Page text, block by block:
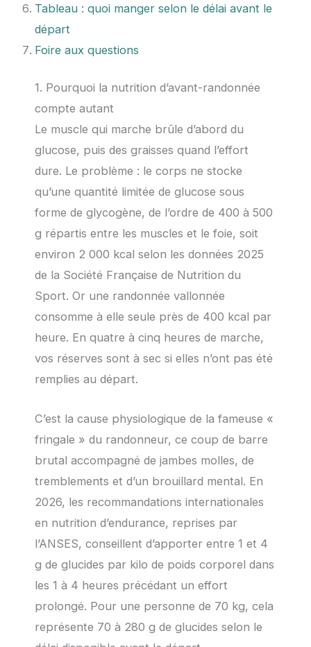
Tableau : quoi manger selon le délai avant le
départ
Foire aux questions
1. Pourquoi la nutrition d’avant-randonnée
compte autant
Le muscle qui marche brûle d’abord du
glucose, puis des graisses quand l’effort
dure. Le problème : le corps ne stocke
qu’une quantité limitée de glucose sous
forme de glycogène, de l’ordre de 400 à 500
g répartis entre les muscles et le foie, soit
environ 2 000 kcal selon les données 2025
de la Société Française de Nutrition du
Sport. Or une randonnée vallonnée
consomme à elle seule près de 400 kcal par
heure. En quatre à cinq heures de marche,
vos réserves sont à sec si elles n’ont pas été
remplies au départ.
C’est la cause physiologique de la fameuse «
fringale » du randonneur, ce coup de barre
brutal accompagné de jambes molles, de
tremblements et d’un brouillard mental. En
2026, les recommandations internationales
en nutrition d’endurance, reprises par
l’ANSES, conseillent d’apporter entre 1 et 4
g de glucides par kilo de poids corporel dans
les 1 à 4 heures précédant un effort
prolongé. Pour une personne de 70 kg, cela
représente 70 à 280 g de glucides selon le